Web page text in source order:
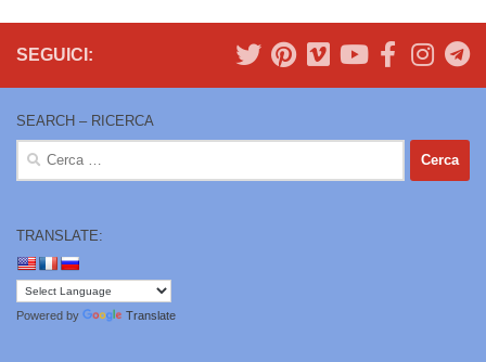
SEGUICI:
SEARCH – RICERCA
Ricerca
TRANSLATE:
Powered by Translate